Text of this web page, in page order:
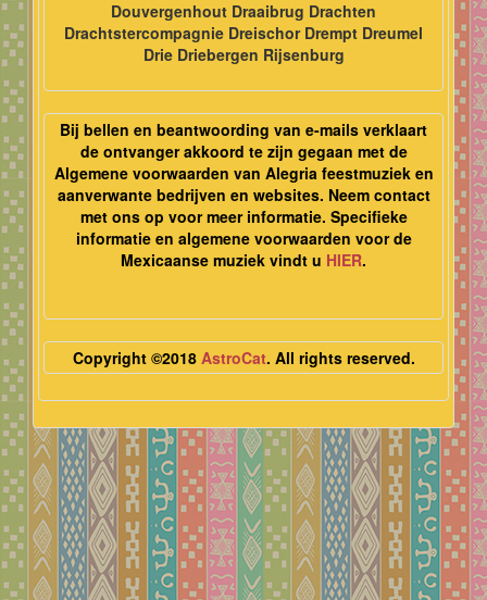
Douvergenhout Draaibrug Drachten
Drachtstercompagnie Dreischor Drempt Dreumel
Drie Driebergen Rijsenburg
Bij bellen en beantwoording van e-mails verklaart
de ontvanger akkoord te zijn gegaan met de
Algemene voorwaarden van Alegria feestmuziek en
aanverwante bedrijven en websites. Neem contact
met ons op voor meer informatie. Specifieke
informatie en algemene voorwaarden voor de
Mexicaanse muziek vindt u HIER.
Copyright ©2018 AstroCat. All rights reserved.